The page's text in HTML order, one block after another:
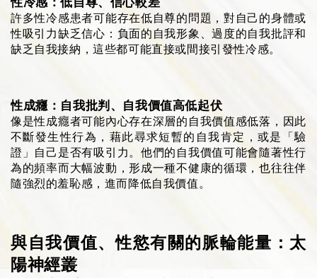
許多性冷感患者可能存在低自尊的問題，對自己的身體或
性吸引力缺乏信心：負面的自我形象、過度的自我批評和
缺乏自我接納，這些都可能直接或間接引發性冷感。
性成癮：自我批判、自我價值高低起伏
像是性成癮者可能內心存在深層的自我價值感低落，因此
不斷發生性行為，藉此尋求短暫的自我肯定，或是「驗
證」自己是否有吸引力。 他們的自我價值可能會隨著性行
為的頻率而大幅波動，形成一種不健康的循環，也往往伴
隨強烈的羞恥感，進而降低自我價值。
與自我價值、性慾有關的脈輪能量：太
陽神經叢